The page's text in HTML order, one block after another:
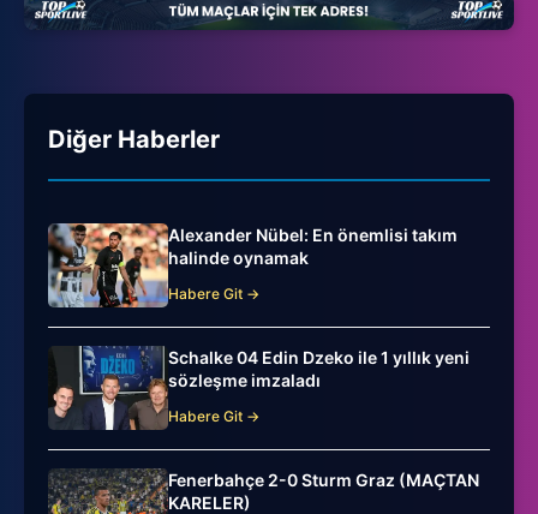
Diğer Haberler
Alexander Nübel: En önemlisi takım
halinde oynamak
Habere Git →
Schalke 04 Edin Dzeko ile 1 yıllık yeni
sözleşme imzaladı
Habere Git →
Fenerbahçe 2-0 Sturm Graz (MAÇTAN
KARELER)